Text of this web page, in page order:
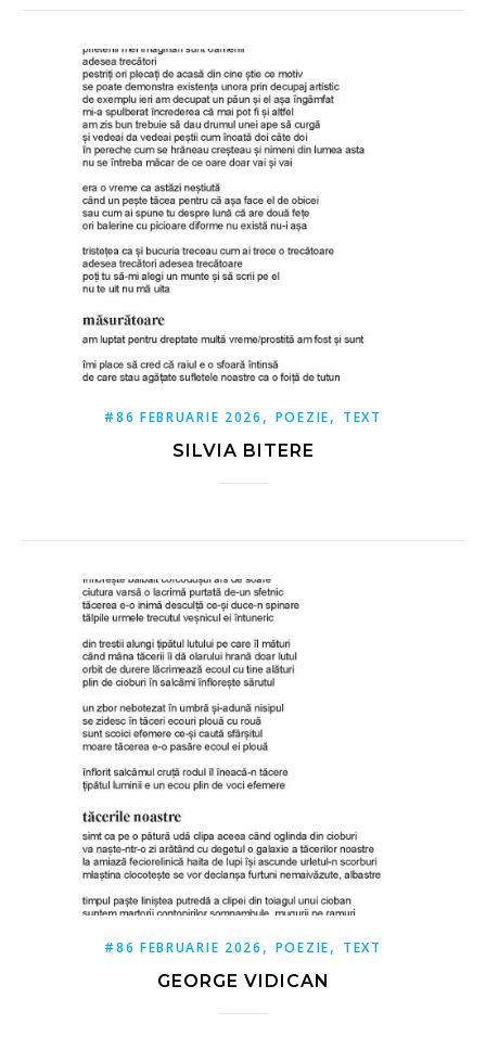
#86 FEBRUARIE 2026 , POEZIE, TEXT
SILVIA BITERE
#86 FEBRUARIE 2026 , POEZIE, TEXT
GEORGE VIDICAN